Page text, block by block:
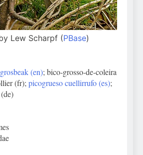
Lew Scharpf (PBase)
(en); bico-grosso-de-coleira
(fr); picogrueso cuellirrufo (es);